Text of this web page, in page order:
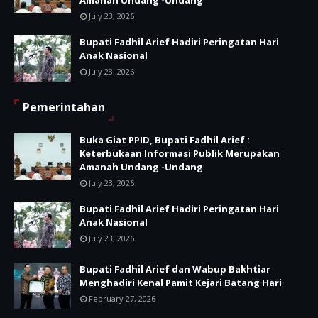
July 23, 2026
Bupati Fadhil Arief Hadiri Peringatan Hari
Anak Nasional
July 23, 2026
Pemerintahan
Buka Giat PPID, Bupati Fadhil Arief :
Keterbukaan Informasi Publik Merupakan
Amanah Undang -Undang
July 23, 2026
Bupati Fadhil Arief Hadiri Peringatan Hari
Anak Nasional
July 23, 2026
Bupati Fadhil Arief dan Wabup Bakhtiar
Menghadiri Kenal Pamit Kejari Batang Hari
February 27, 2026